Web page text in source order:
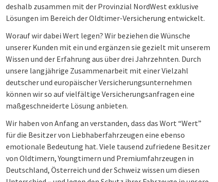
deshalb zusammen mit der Provinzial NordWest exklusive
Lösungen im Bereich der Oldtimer-Versicherung entwickelt.
Worauf wir dabei Wert legen? Wir beziehen die Wünsche
unserer Kunden mit ein und ergänzen sie gezielt mit unserem
Wissen und der Erfahrung aus über drei Jahrzehnten. Durch
unsere langjährige Zusammenarbeit mit einer Vielzahl
deutscher und europäischer Versicherungsunternehmen
können wir so auf vielfältige Versicherungsanfragen eine
maßgeschneiderte Lösung anbieten.
Wir haben von Anfang an verstanden, dass das Wort “Wert”
für die Besitzer von Liebhaberfahrzeugen eine ebenso
emotionale Bedeutung hat. Viele tausend zufriedene Besitzer
von Oldtimern, Youngtimern und Premiumfahrzeugen in
Deutschland, Österreich und der Schweiz wissen um diesen